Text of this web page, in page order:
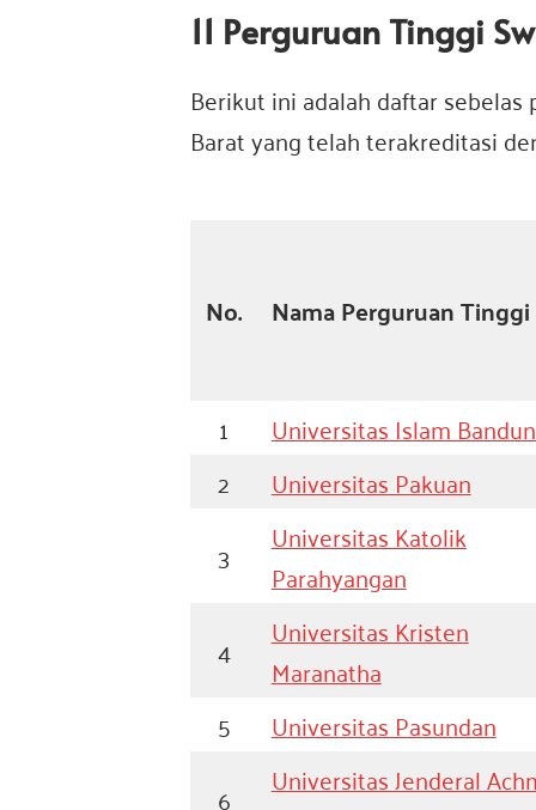
11 Perguruan Tinggi
Berikut ini adalah daftar sebelas
Barat yang telah terakreditasi
No. Nama Perguruan Tinggi
1
Universitas Islam
2
Universitas Pakuan
3
Universitas Katolik
Parahyangan
4
Universitas Kristen
Maranatha
5
Universitas Pasundan
6
Universitas Jenderal